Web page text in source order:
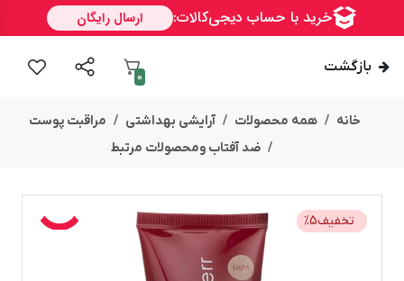
بازگشت
0
خانه همه محصولات آرایشی بهداشتی
مراقبت پوست
ضد آفتاب ومحصولات مرتبط
تخفیف %5